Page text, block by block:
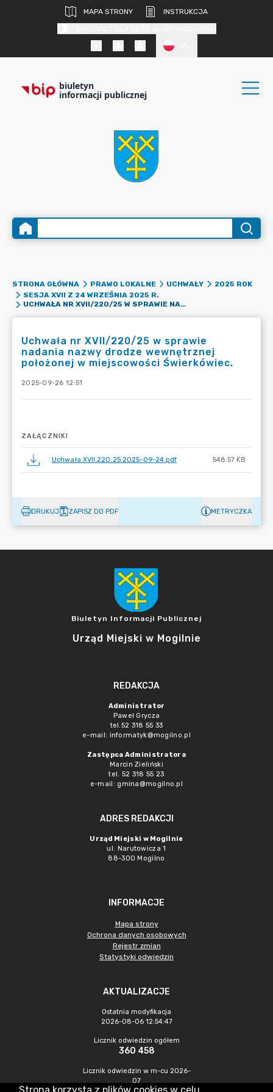
MAPA STRONY
INSTRUKCJA
biuletyn
informacji publicznej
STRONA GŁÓWNA PRAWO LOKALNE UCHWAŁY
2025 ROK
SESJA XVII Z 24 WRZEŚNIA 2025 R.
UCHWAŁA NR XVII/220/25 W SPRAWIE NADANIA NAZWY DRODZE WEWNĘTRZNEJ POŁOŻONEJ W MIEJSCOWOŚCI ŚWIERKÓWIEC.
Uchwała nr XVII/220/25 w sprawie
nadania nazwy drodze wewnętrznej
położonej w miejscowości Świerkówiec.
2025-09-26 12:51
ZAŁĄCZNIKI
Uchwała.XVII.220.25.2025-09-24.pdf 548.57 KB
DRUKUJ ZAPISZ DO PDF METRYCZKA
Biuletyn Informacji Publicznej
Urząd Miejski w Mogilnie
REDAKCJA
Administrator
Paweł Grycza
tel.52 318 55 33
e-mail: informatyk@mogilno.pl
Zastępca Administratora
Marcin Zieliński
tel. 52 318 55 23
e-mail: gmina@mogilno.pl
ADRES REDAKCJI
Urząd Miejski w Mogilnie
ul. Narutowicza 1
88-300 Mogilno
INFORMACJE
Mapa strony
Ochrona danych osobowych
Rejestr zmian
Statystyki odwiedzin
AKTUALIZACJE
Ostatnia modyfikacja
2026-08-06 12:54:47
Licznik odwiedzin ogółem
360 458
Licznik odwiedzin w m-cu 2026-
07